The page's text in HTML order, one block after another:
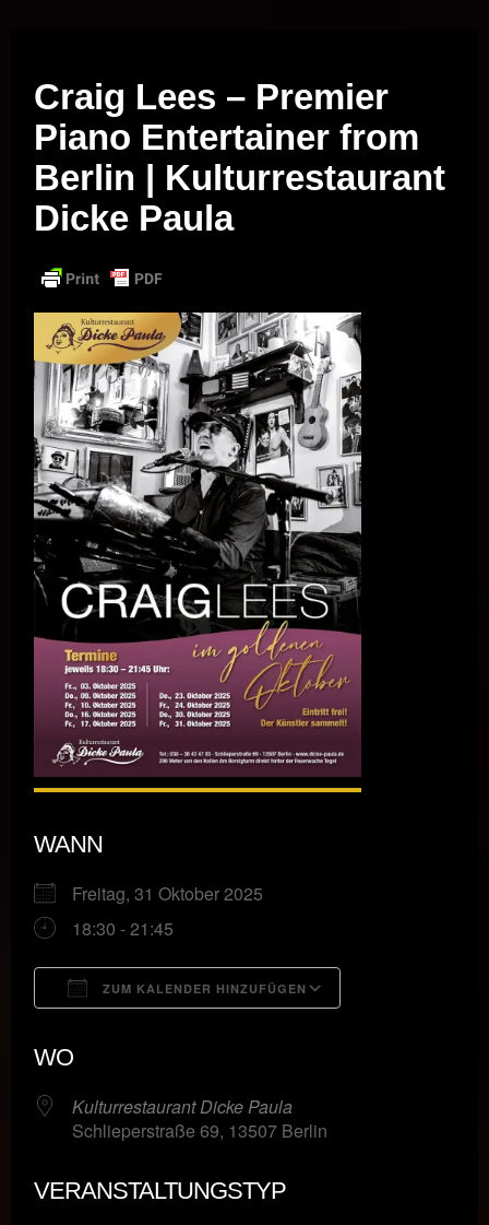
Craig Lees – Premier
Piano Entertainer from
Berlin | Kulturrestaurant
Dicke Paula
WANN
Freitag, 31 Oktober 2025
18:30 - 21:45
ZUM KALENDER HINZUFÜGEN
WO
Kulturrestaurant Dicke Paula
Schlieperstraße 69, 13507 Berlin
VERANSTALTUNGSTYP